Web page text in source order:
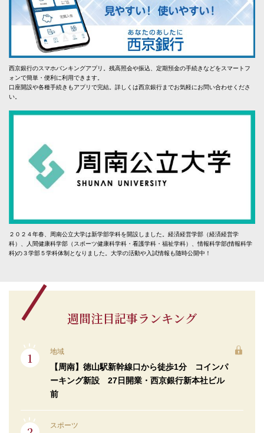
西京銀行のスマホバンキングアプリ。残高照会や振込、定期預金の手続きなどをスマートフ
ォンで簡単・便利に利用できます。
口座開設や各種手続きもアプリで完結。詳しくは西京銀行までお気軽にお問い合わせくださ
い。
２０２４年春、周南公立大学は新学部学科を開設しました。経済経営学部（経済経営学
科）、人間健康科学部（スポーツ健康科学科・看護学科・福祉学科）、情報科学部(情報科学
科)の３学部５学科体制となりました。大学の活動や入試情報も随時公開中！
週間注目記事ランキング
地域
【周南】徳山駅新幹線口から徒歩1分 コインパ
ーキング新設 27日開業・西京銀行新本社ビル
前
スポーツ